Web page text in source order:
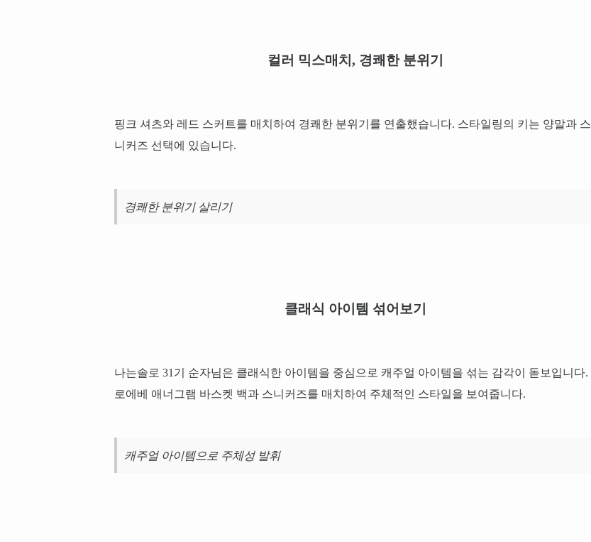
컬러 믹스매치, 경쾌한 분위기
핑크 셔츠와 레드 스커트를 매치하여 경쾌한 분위기를 연출했습니다. 스타일링의 키는 양말과 스
니커즈 선택에 있습니다.
경쾌한 분위기 살리기
클래식 아이템 섞어보기
나는솔로 31기 순자님은 클래식한 아이템을 중심으로 캐주얼 아이템을 섞는 감각이 돋보입니다.
로에베 애너그램 바스켓 백과 스니커즈를 매치하여 주체적인 스타일을 보여줍니다.
캐주얼 아이템으로 주체성 발휘